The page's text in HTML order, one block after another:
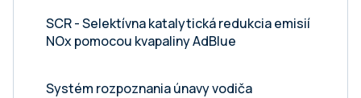
SCR - Selektívna katalytická redukcia emisií
NOx pomocou kvapaliny AdBlue
Systém rozpoznania únavy vodiča